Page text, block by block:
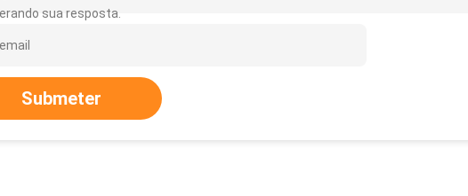
sua resposta.
Submeter